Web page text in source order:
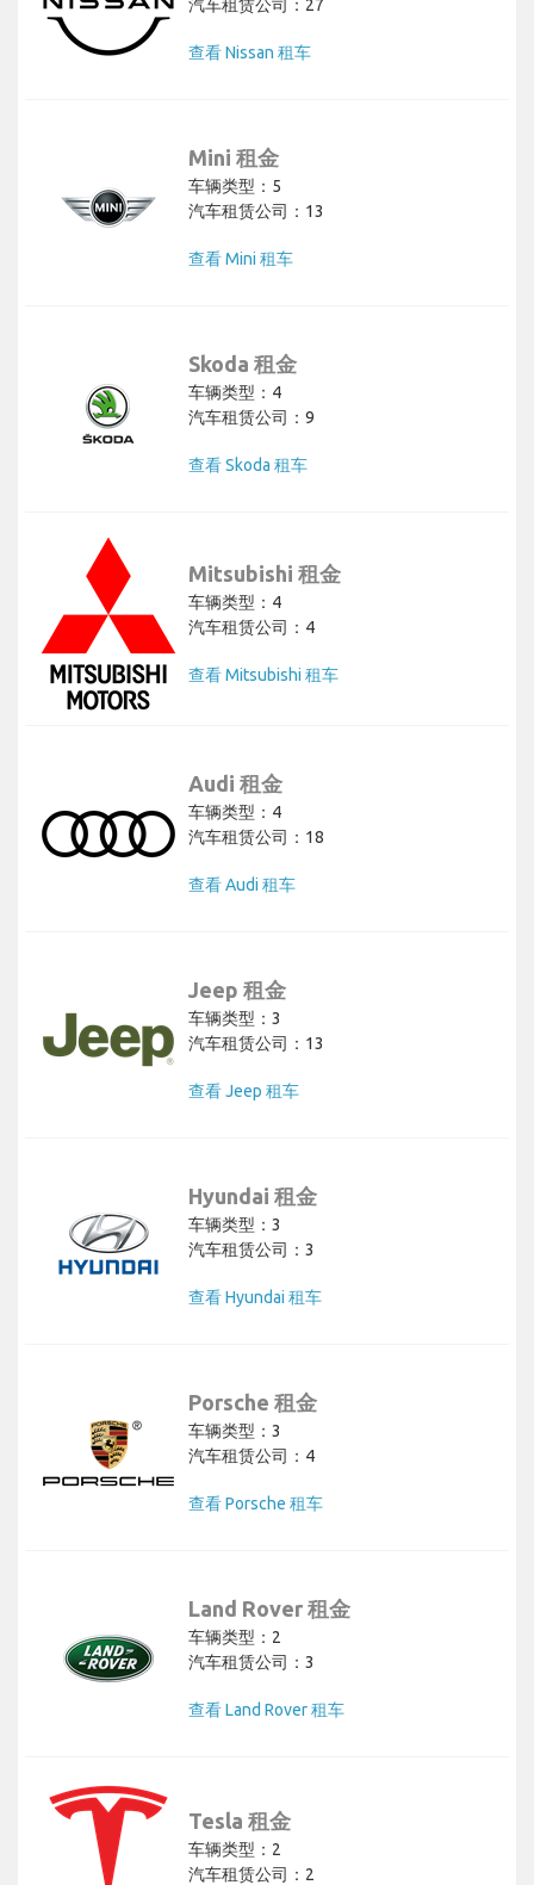
汽车租赁公司：27
查看 Nissan 租车
Mini 租金
车辆类型：5
汽车租赁公司：13
查看 Mini 租车
Skoda 租金
车辆类型：4
汽车租赁公司：9
查看 Skoda 租车
Mitsubishi 租金
车辆类型：4
汽车租赁公司：4
查看 Mitsubishi 租车
Audi 租金
车辆类型：4
汽车租赁公司：18
查看 Audi 租车
Jeep 租金
车辆类型：3
汽车租赁公司：13
查看 Jeep 租车
Hyundai 租金
车辆类型：3
汽车租赁公司：3
查看 Hyundai 租车
Porsche 租金
车辆类型：3
汽车租赁公司：4
查看 Porsche 租车
Land Rover 租金
车辆类型：2
汽车租赁公司：3
查看 Land Rover 租车
Tesla 租金
车辆类型：2
汽车租赁公司：2